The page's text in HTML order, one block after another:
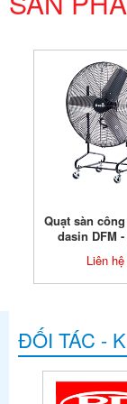
Quạt sàn
dasin DFM -
Liên hệ
ĐỐI TÁC -